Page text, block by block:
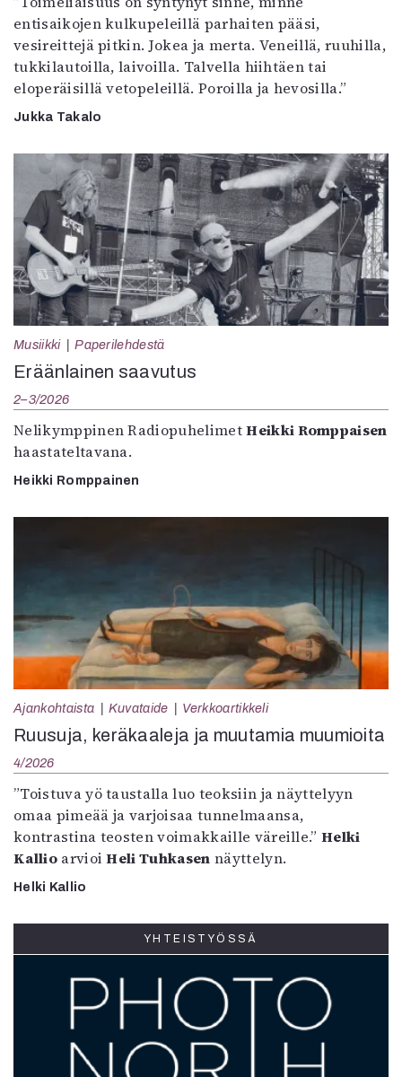
entisaikojen kulkupeleillä parhaiten pääsi,
vesireittejä pitkin. Jokea ja merta. Veneillä, ruuhilla,
tukkilautoilla, laivoilla. Talvella hiihtäen tai
eloperäisillä vetopeleillä. Poroilla ja hevosilla.”
Jukka Takalo
Musiikki Paperilehdestä
Eräänlainen saavutus
2–3/2026
Nelikymppinen RadiopuhelimetHeikki Romppaisen
haastateltavana.
Heikki Romppainen
Ajankohtaista Kuvataide Verkkoartikkeli
Ruusuja, keräkaaleja ja muutamia muumioita
4/2026
”Toistuva yö taustalla luo teoksiin ja näyttelyyn
omaa pimeää ja varjoisaa tunnelmaansa,
kontrastina teosten voimakkaille väreille.”Helki
KallioarvioiHeli Tuhkasen näyttelyn.
Helki Kallio
YHTEISTYÖSSÄ